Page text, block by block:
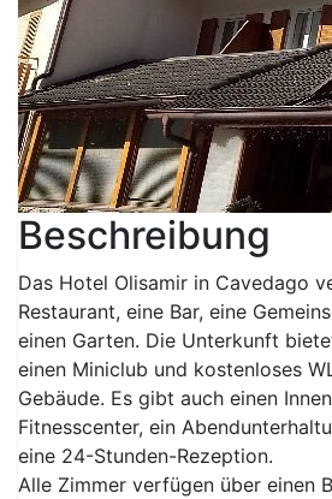
Beschreibung
Das Hotel Olisamir in Cavedago
Restaurant, eine Bar, eine
einen Garten. Die Unterkunft
einen Miniclub und kostenloses
Gebäude. Es gibt auch einen
Fitnesscenter, ein
eine 24-Stunden-Rezeption.
Alle Zimmer verfügen über einen